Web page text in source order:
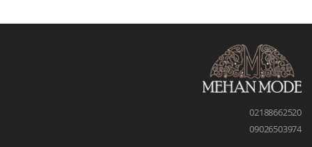
02188662520
09026503974